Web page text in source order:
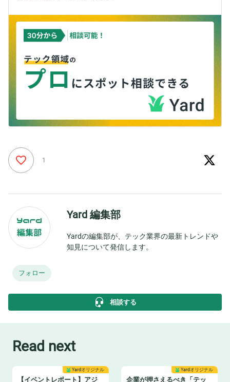
1
Yard 編集部
Yardの編集部が、テック業界の最新トレンドや
知見について発信します。
フォロー
相談する
Read next
Yardオリジナル
【イベントレポート】アジ
Yardオリジナル
企業が押さえるべき「テッ